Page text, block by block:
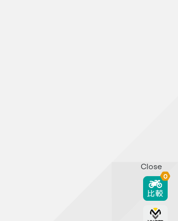
Close
0